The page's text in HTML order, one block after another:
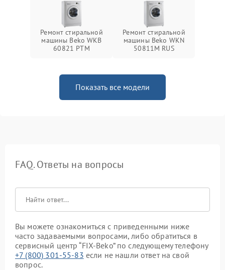
Ремонт стиральной
машины Beko WKB
60821 PTМ
Ремонт стиральной
машины Beko WKN
50811M RUS
Показать все модели
FAQ. Ответы на вопросы
Вы можете ознакомиться с приведенными ниже
часто задаваемыми вопросами, либо обратиться в
сервисный центр “FIX-Beko” по следующему телефону
+7 (800) 301-55-83 если не нашли ответ на свой
вопрос.